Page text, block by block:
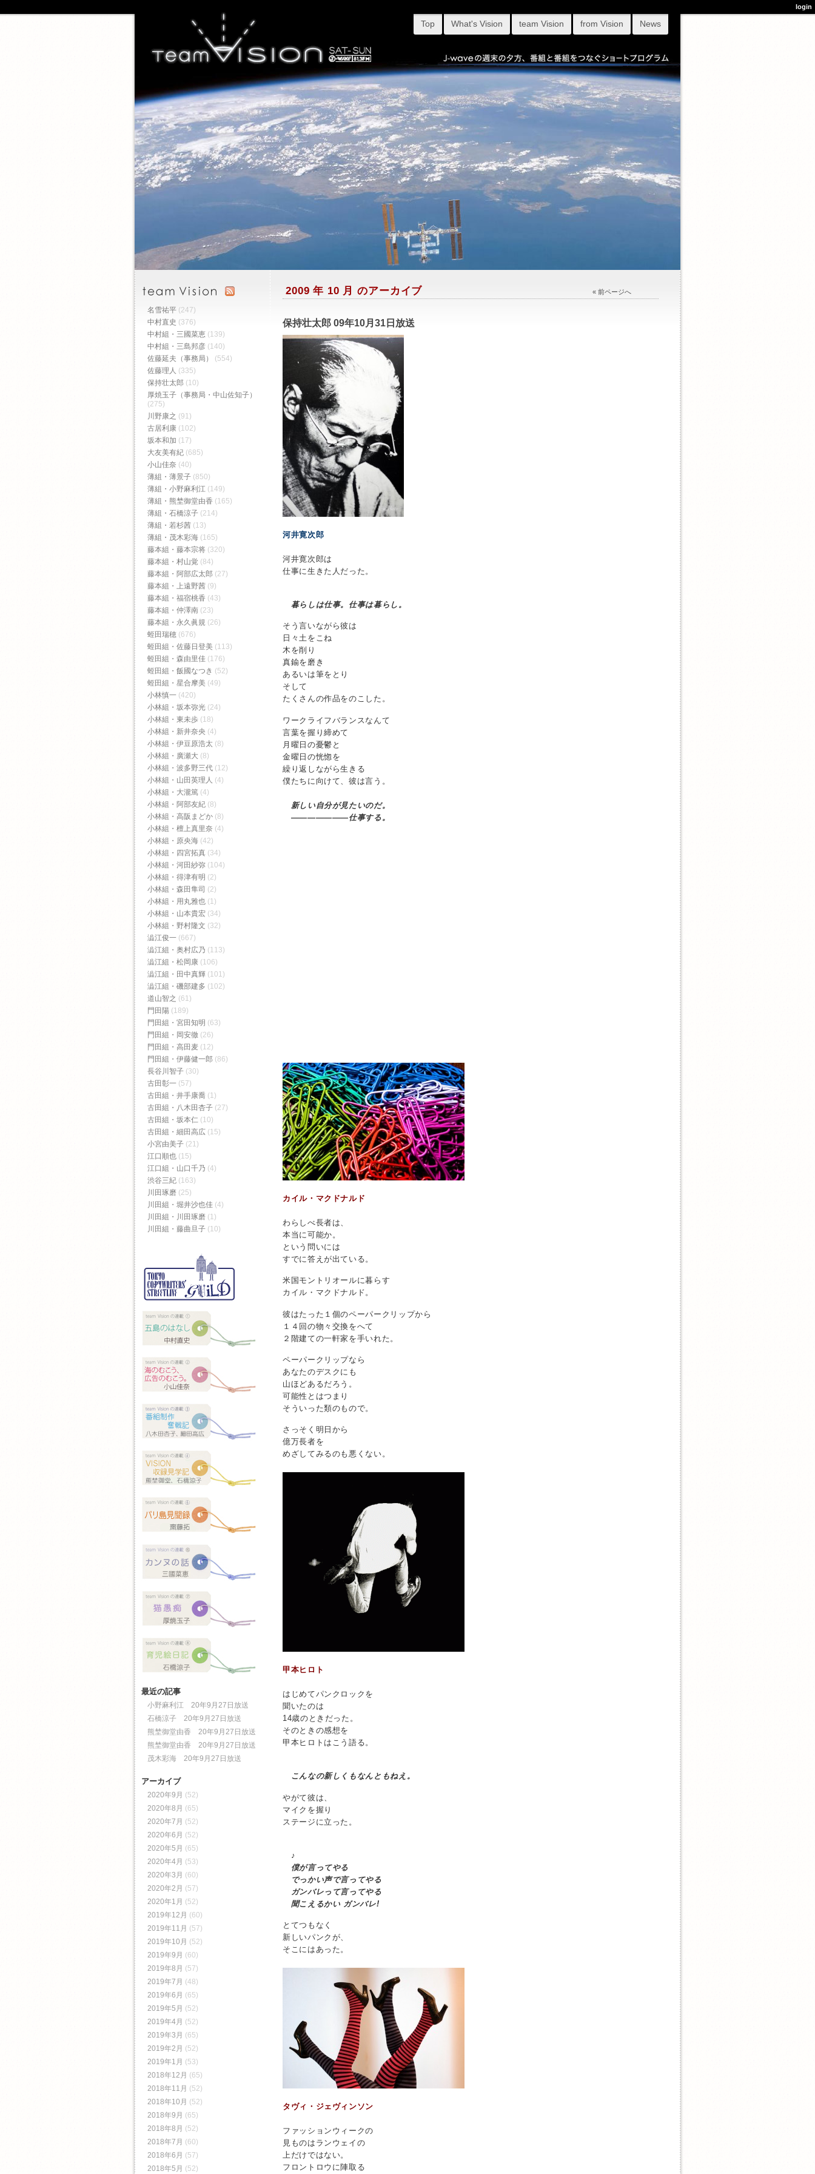
Top What's Vision team Vision from Vision News
2009 年 10 月 のアーカイブ « 前ページへ
保持壮太郎 09年10月31日放送
河井寛次郎
河井寛次郎は
仕事に生きた人だった。
暮らしは仕事。仕事は暮らし。
そう言いながら彼は
日々土をこね
木を削り
真鍮を磨き
あるいは筆をとり
そして
たくさんの作品をのこした。
ワークライフバランスなんて
言葉を握り締めて
月曜日の憂鬱と
金曜日の恍惚を
繰り返しながら生きる
僕たちに向けて、彼は言う。
新しい自分が見たいのだ。
―――――――仕事する。
カイル・マクドナルド
わらしべ長者は、
本当に可能か。
という問いには
すでに答えが出ている。
米国モントリオールに暮らす
カイル・マクドナルド。
彼はたった１個のペーパークリップから
１４回の物々交換をへて
２階建ての一軒家を手いれた。
ペーパークリップなら
あなたのデスクにも
山ほどあるだろう。
可能性とはつまり
そういった類のもので。
さっそく明日から
億万長者を
めざしてみるのも悪くない。
甲本ヒロト
はじめてパンクロックを
聞いたのは
14歳のときだった。
そのときの感想を
甲本ヒロトはこう語る。
こんなの新しくもなんともねえ。
やがて彼は、
マイクを握り
ステージに立った。
♪
僕が言ってやる
でっかい声で言ってやる
ガンバレって言ってやる
聞こえるかい ガンバレ!
とてつもなく
新しいパンクが、
そこにはあった。
タヴィ・ジェヴィンソン
ファッションウィークの
見ものはランウェイの
上だけではない。
フロントロウに陣取る
名雪祐平 (247)
中村直史 (376)
中村組・三國菜恵 (139)
中村組・三島邦彦 (140)
佐藤延夫（事務局）
(554)
佐藤理人 (335)
保持壮太郎 (10)
厚焼玉子（事務局・中山佐知子）
(275)
川野康之 (91)
古居利康 (102)
坂本和加 (17)
大友美有紀 (685)
小山佳奈 (40)
薄組・薄景子 (850)
薄組・小野麻利江 (149)
薄組・熊埜御堂由香 (165)
薄組・石橋涼子 (214)
薄組・若杉茜 (13)
薄組・茂木彩海 (165)
藤本組・藤本宗将 (320)
藤本組・村山覚 (84)
藤本組・阿部広太郎 (27)
藤本組・上遠野茜 (9)
藤本組・福宿桃香‬ (43)
藤本組・仲澤南 (23)
藤本組・永久眞規 (26)
蛭田瑞穂 (676)
蛭田組・佐藤日登美 (113)
蛭田組・森由里佳 (176)
蛭田組・飯國なつき (52)
蛭田組・星合摩美 (49)
小林慎一 (420)
小林組・坂本弥光 (24)
小林組・東未歩 (18)
小林組・新井奈央 (4)
小林組・伊豆原浩太 (8)
小林組・廣瀬大 (8)
小林組・波多野三代 (12)
小林組・山田英理人 (4)
小林組・大瀧篤 (4)
小林組・阿部友紀 (8)
小林組・高阪まどか (8)
小林組・檀上真里奈 (4)
小林組・原央海 (42)
小林組・四宮拓真 (34)
小林組・河田紗弥 (104)
小林組・得津有明 (2)
小林組・森田隼司 (2)
小林組・用丸雅也 (1)
小林組・山本貴宏 (34)
小林組・野村隆文 (32)
澁江俊一 (667)
澁江組・奥村広乃 (113)
澁江組・松岡康 (106)
澁江組・田中真輝 (101)
澁江組・磯部建多 (102)
道山智之 (61)
門田陽 (189)
門田組・宮田知明 (63)
門田組・岡安徹 (26)
門田組・高田麦 (12)
門田組・伊藤健一郎 (86)
長谷川智子 (30)
古田彰一 (57)
古田組・井手康喬 (1)
古田組・八木田杏子 (27)
古田組・坂本仁 (10)
古田組・細田高広 (15)
小宮由美子 (21)
江口順也 (15)
江口組・山口千乃 (4)
渋谷三紀 (163)
川田琢磨 (25)
川田組・堀井沙也佳 (4)
川田組・川田琢磨 (1)
川田組・藤曲旦子 (10)
最近の記事
小野麻利江 20年9月27日放送
石橋涼子 20年9月27日放送
熊埜御堂由香 20年9月27日放送
熊埜御堂由香 20年9月27日放送
茂木彩海 20年9月27日放送
アーカイブ
2020年9月 (52)
2020年8月 (65)
2020年7月 (52)
2020年6月 (52)
2020年5月 (65)
2020年4月 (53)
2020年3月 (60)
2020年2月 (57)
2020年1月 (52)
2019年12月 (60)
2019年11月 (57)
2019年10月 (52)
2019年9月 (60)
2019年8月 (57)
2019年7月 (48)
2019年6月 (65)
2019年5月 (52)
2019年4月 (52)
2019年3月 (65)
2019年2月 (52)
2019年1月 (53)
2018年12月 (65)
2018年11月 (52)
2018年10月 (52)
2018年9月 (65)
2018年8月 (52)
2018年7月 (60)
2018年6月 (57)
2018年5月 (52)
login